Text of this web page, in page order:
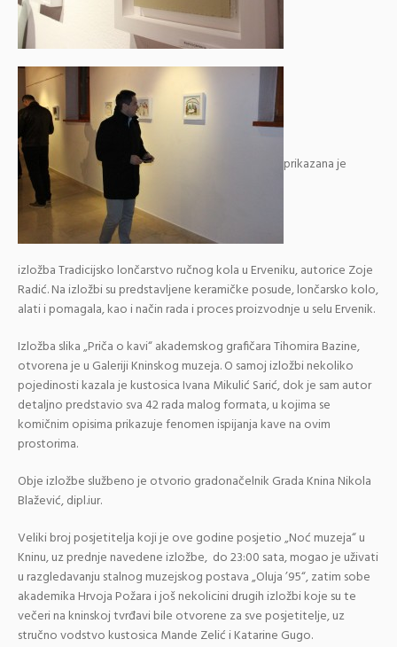
prikazana je
izložba Tradicijsko lončarstvo ručnog kola u Erveniku, autorice Zoje
Radić. Na izložbi su predstavljene keramičke posude, lončarsko kolo,
alati i pomagala, kao i način rada i proces proizvodnje u selu Ervenik.
Izložba slika „Priča o kavi“ akademskog grafičara Tihomira Bazine,
otvorena je u Galeriji Kninskog muzeja. O samoj izložbi nekoliko
pojedinosti kazala je kustosica Ivana Mikulić Sarić, dok je sam autor
detaljno predstavio sva 42 rada malog formata, u kojima se
komičnim opisima prikazuje fenomen ispijanja kave na ovim
prostorima.
Obje izložbe službeno je otvorio gradonačelnik Grada Knina Nikola
Blažević, dipl.iur.
Veliki broj posjetitelja koji je ove godine posjetio „Noć muzeja“ u
Kninu, uz prednje navedene izložbe, do 23:00 sata, mogao je uživati
u razgledavanju stalnog muzejskog postava „Oluja ’95“, zatim sobe
akademika Hrvoja Požara i još nekolicini drugih izložbi koje su te
večeri na kninskoj tvrđavi bile otvorene za sve posjetitelje, uz
stručno vodstvo kustosica Mande Zelić i Katarine Gugo.